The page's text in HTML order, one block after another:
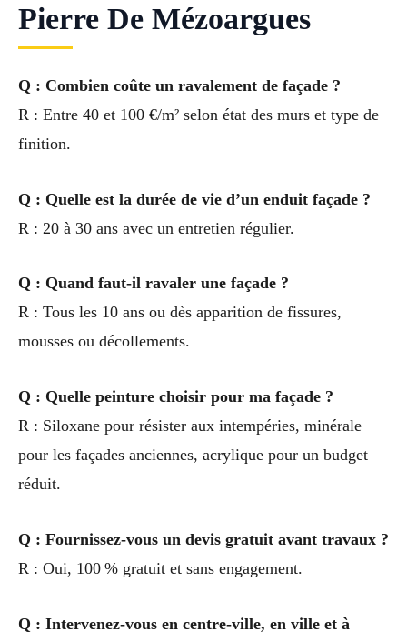
Pierre De Mézoargues
Q : Combien coûte un ravalement de façade ?
R : Entre 40 et 100 €/m² selon état des murs et type de
finition.
Q : Quelle est la durée de vie d’un enduit façade ?
R : 20 à 30 ans avec un entretien régulier.
Q : Quand faut-il ravaler une façade ?
R : Tous les 10 ans ou dès apparition de fissures,
mousses ou décollements.
Q : Quelle peinture choisir pour ma façade ?
R : Siloxane pour résister aux intempéries, minérale
pour les façades anciennes, acrylique pour un budget
réduit.
Q : Fournissez-vous un devis gratuit avant travaux ?
R : Oui, 100 % gratuit et sans engagement.
Q : Intervenez-vous en centre-ville, en ville et à